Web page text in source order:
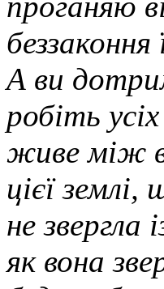
А ви
робіть
живе між
цієї
не звергла
як вона